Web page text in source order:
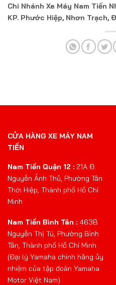
Chi Nhánh Xe Máy Nam Tiến
KP. Phước Hiệp, Nhơn Trạch,
CỬA HÀNG XE MÁY NAM
TIẾN
Nam Tiến Quận 12 : 21A Đ.
Nguyễn Ảnh Thủ, Phường Tân
Thới Hiệp, Thành phố Hồ Chí
Minh
Nam Tiến Bình Tân : 463B
Nguyễn Thị Tú, Phường Bình
Tân, Thành phố Hồ Chí Minh
(Đại lý Yamaha chính hãng ủy
nhiệm của tập đoàn Yamaha
Motor Việt Nam)